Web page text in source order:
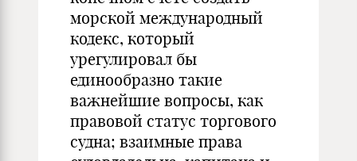
морской международный
кодекс, который
урегулировал бы
единообразно такие
важнейшие вопросы, как
правовой статус торгового
судна; взаимные права